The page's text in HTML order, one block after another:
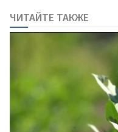
ЧИТАЙТЕ ТАКЖЕ